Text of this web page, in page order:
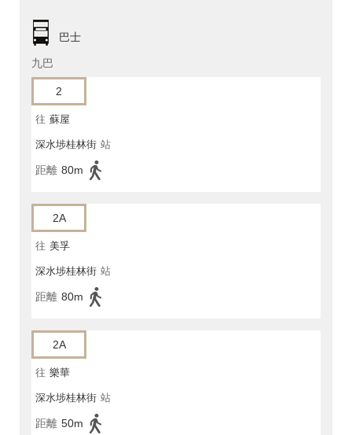
巴士
九巴
2
往 蘇屋
深水埗桂林街 站
距離 80m
2A
往 美孚
深水埗桂林街 站
距離 80m
2A
往 樂華
深水埗桂林街 站
距離 50m